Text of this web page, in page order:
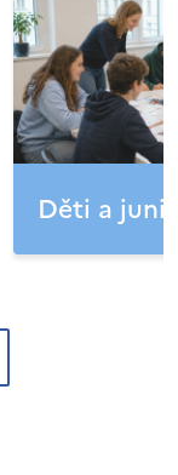
Děti a